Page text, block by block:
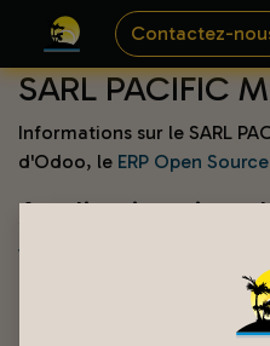
Contactez-
SARL PACIFIC
Informations sur le SARL
d'Odoo, le ERP Open Source
Applications
Vente